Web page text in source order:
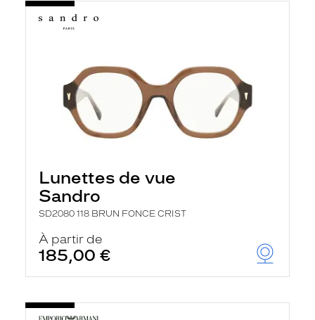
Lunettes de vue
Sandro
SD2080 118 BRUN FONCE CRIST
À partir de
185,00 €